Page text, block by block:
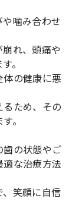
噛み合わせ
れ、頭痛や
。
の健康に悪
ため、その
。
の状態やご
な治療方法
笑顔に自信